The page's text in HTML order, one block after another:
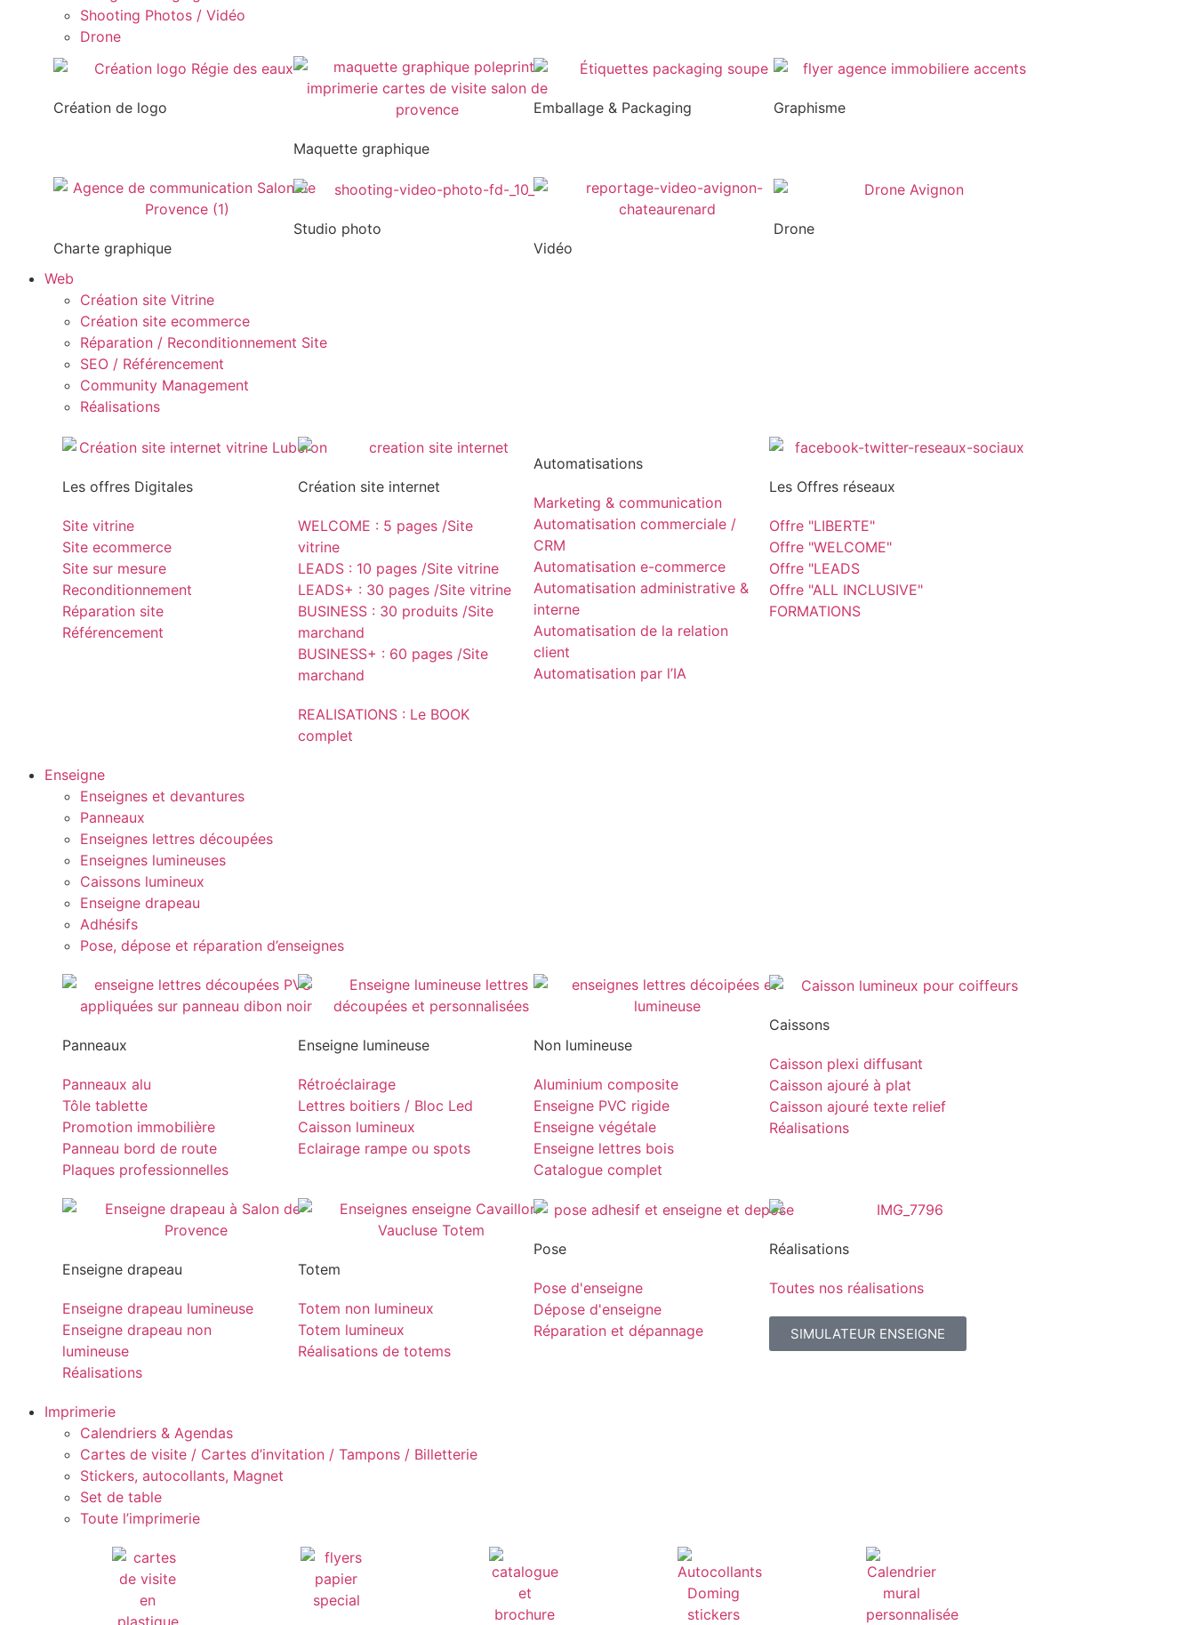
Shooting Photos / Vidéo
Drone
Création de logo
Maquette graphique
Emballage & Packaging Graphisme
Charte graphique
Studio photo
Vidéo
Drone
Web
Création site Vitrine
Création site ecommerce
Réparation / Reconditionnement Site
SEO / Référencement
Community Management
Réalisations
Les offres Digitales
Site vitrine
Site ecommerce
Site sur mesure
Reconditionnement
Réparation site
Référencement
Création site internet
WELCOME : 5 pages /Site
vitrine
LEADS : 10 pages /Site vitrine
LEADS+ : 30 pages /Site vitrine
BUSINESS : 30 produits /Site
marchand
BUSINESS+ : 60 pages /Site
marchand
REALISATIONS : Le BOOK
complet
Automatisations
Marketing & communication
Automatisation commerciale /
CRM
Automatisation e-commerce
Automatisation administrative &
interne
Automatisation de la relation
client
Automatisation par l’IA
Les Offres réseaux
Offre "LIBERTE"
Offre "WELCOME"
Offre "LEADS
Offre "ALL INCLUSIVE"
FORMATIONS
Enseigne
Enseignes et devantures
Panneaux
Enseignes lettres découpées
Enseignes lumineuses
Caissons lumineux
Enseigne drapeau
Adhésifs
Pose, dépose et réparation d’enseignes
Panneaux
Panneaux alu
Tôle tablette
Promotion immobilière
Panneau bord de route
Plaques professionnelles
Enseigne lumineuse
Rétroéclairage
Lettres boitiers / Bloc Led
Caisson lumineux
Eclairage rampe ou spots
Non lumineuse
Aluminium composite
Enseigne PVC rigide
Enseigne végétale
Enseigne lettres bois
Catalogue complet
Caissons
Caisson plexi diffusant
Caisson ajouré à plat
Caisson ajouré texte relief
Réalisations
Enseigne drapeau
Enseigne drapeau lumineuse
Enseigne drapeau non
lumineuse
Réalisations
Totem
Totem non lumineux
Totem lumineux
Réalisations de totems
Pose
Pose d'enseigne
Dépose d'enseigne
Réparation et dépannage
Réalisations
Toutes nos réalisations
SIMULATEUR ENSEIGNE
Imprimerie
Calendriers & Agendas
Cartes de visite / Cartes d’invitation / Tampons / Billetterie
Stickers, autocollants, Magnet
Set de table
Toute l’imprimerie